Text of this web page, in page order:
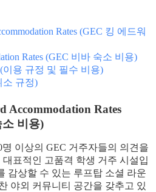
Rates (GEC 킹 에드워
Rates (GEC 비바 숙소 비용)
(이용 규정 및 필수 비용)
소 규정)
Accommodation Rates
비용)
명 이상의 GEC 거주자들의 의견을
표적인 고품격 학생 거주 시설입
감상할 수 있는 루프탑 소셜 라운
야외 커뮤니티 공간을 갖추고 있